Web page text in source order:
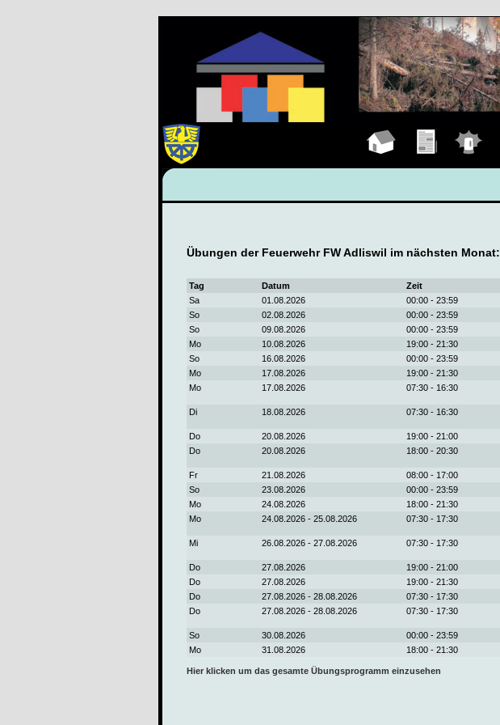
Übungen der Feuerwehr FW Adliswil im nächsten Monat:
Tag Datum Zeit
Sa
01.08.2026 00:00 - 23:59
So
02.08.2026 00:00 - 23:59
So
09.08.2026 00:00 - 23:59
Mo
10.08.2026 19:00 - 21:30
So
16.08.2026 00:00 - 23:59
Mo
17.08.2026 19:00 - 21:30
Mo
17.08.2026 07:30 - 16:30
Di 18.08.2026 07:30 - 16:30
Do 20.08.2026 19:00 - 21:00
Do
20.08.2026 18:00 - 20:30
Fr 21.08.2026 08:00 - 17:00
So
23.08.2026 00:00 - 23:59
Mo
24.08.2026 18:00 - 21:30
Mo
24.08.2026 - 25.08.2026 07:30 - 17:30
Mi 26.08.2026 - 27.08.2026 07:30 - 17:30
Do 27.08.2026 19:00 - 21:00
Do
27.08.2026 19:00 - 21:30
Do
27.08.2026 - 28.08.2026 07:30 - 17:30
Do
27.08.2026 - 28.08.2026 07:30 - 17:30
So 30.08.2026 00:00 - 23:59
Mo
31.08.2026 18:00 - 21:30
Hier klicken um das gesamte Übungsprogramm einzusehen